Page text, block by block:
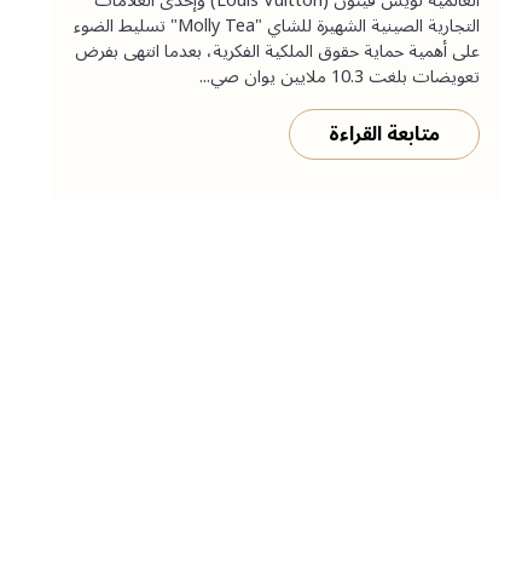
التجارية الصينية الشهيرة للشاي "Molly Tea" تسليط الضوء
على أهمية حماية حقوق الملكية الفكرية، بعدما انتهى بفرض
تعويضات بلغت 10.3 ملايين يوان صي...
متابعة القراءة